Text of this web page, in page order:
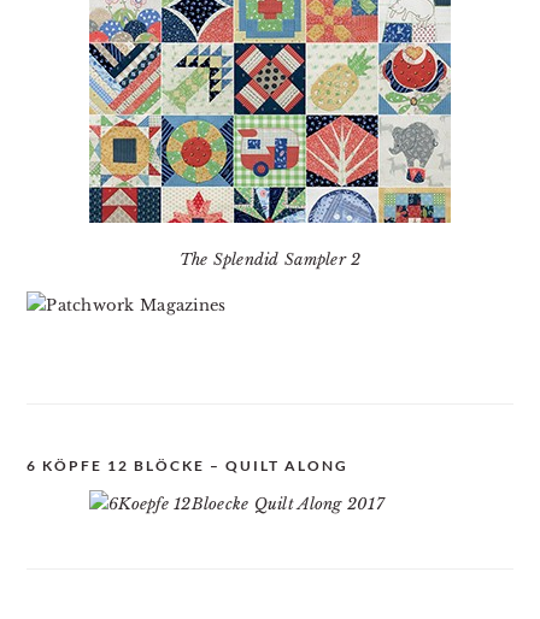
The Splendid Sampler 2
6 KÖPFE 12 BLÖCKE – QUILT ALONG